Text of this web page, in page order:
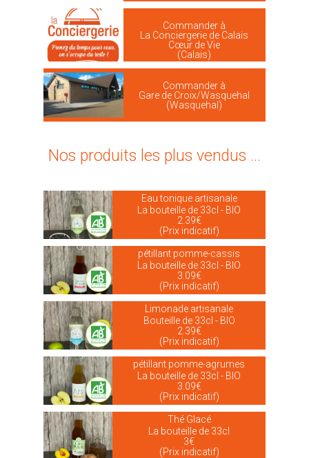
Commander à
La Conciergerie de Calais
Cœur de Vie
(Calais)
Commander à
Gare de Croix/Wasquehal
(Wasquehal)
Nos produits les plus vendus ...
Eau tonique artisanale
La bouteille de 33cl - BIO
2.39€
(Prix indicatif)
pétillant pomme-cassis
La bouteille de 33cl - BIO
3.09€
(Prix indicatif)
Limonade artisanale
Bouteille de 33cl - BIO
2.39€
(Prix indicatif)
pétillant pomme-agrumes
La bouteille de 33cl - BIO
3.09€
(Prix indicatif)
Thé Glacé
La bouteille de 33cl
3€
(Prix indicatif)